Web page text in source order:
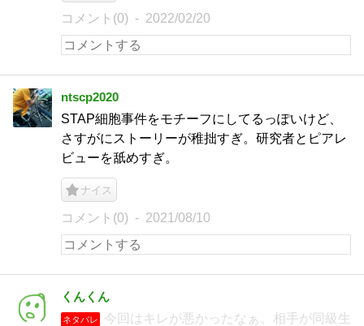
コメント(0) 2022/02/20
ntscp2020
STAP細胞事件をモチーフにしてるっぽいけど、
さすがにストーリーが稚拙すぎ。研究者とピアレ
ビューを舐めすぎ。
ナイス
コメント(0) 2021/08/10
くんくん
ネタバレ
今回はキレが悪かったなぁ。相手が同級生